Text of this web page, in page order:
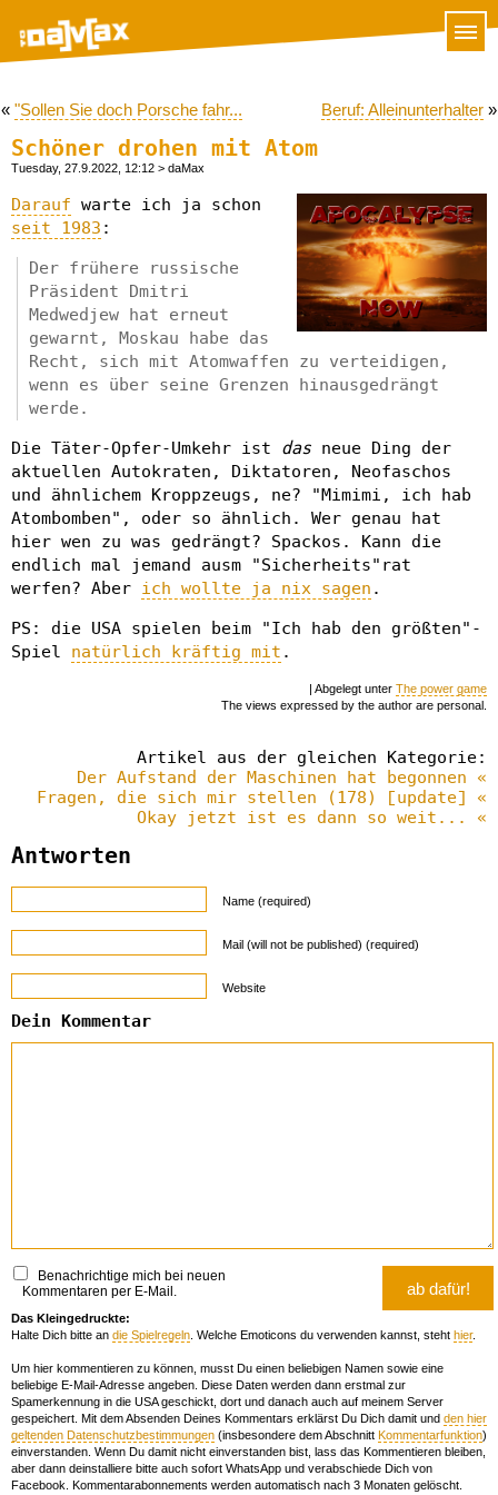
« "Sollen Sie doch Porsche fahr... Beruf: Alleinunterhalter »
Schöner drohen mit Atom
Tuesday, 27.9.2022, 12:12 > daMax
Darauf warte ich ja schon
seit 1983 :
Der frühere russische
Präsident Dmitri
Medwedjew hat erneut
gewarnt, Moskau habe das
Recht, sich mit Atomwaffen zu verteidigen,
wenn es über seine Grenzen hinausgedrängt
werde.
Die Täter-Opfer-Umkehr ist das neue Ding der
aktuellen Autokraten, Diktatoren, Neofaschos
und ähnlichem Kroppzeugs, ne? "Mimimi, ich hab
Atombomben", oder so ähnlich. Wer genau hat
hier wen zu was gedrängt? Spackos. Kann die
endlich mal jemand ausm "Sicherheits"rat
werfen? Aber ich wollte ja nix sagen .
PS: die USA spielen beim "Ich hab den größten"-
Spiel natürlich kräftig mit .
| Abgelegt unter The power game
The views expressed by the author are personal.
Artikel aus der gleichen Kategorie:
Der Aufstand der Maschinen hat begonnen «
Fragen, die sich mir stellen (178) [update] «
Okay jetzt ist es dann so weit... «
Antworten
Name (required)
Mail (will not be published) (required)
Website
Dein Kommentar
Benachrichtige mich bei neuen
Kommentaren per E-Mail.
Das Kleingedruckte:
Halte Dich bitte an die Spielregeln . Welche Emoticons du verwenden kannst, steht hier.
Um hier kommentieren zu können, musst Du einen beliebigen Namen sowie eine
beliebige E-Mail-Adresse angeben. Diese Daten werden dann erstmal zur
Spamerkennung in die USA geschickt, dort und danach auch auf meinem Server
gespeichert. Mit dem Absenden Deines Kommentars erklärst Du Dich damit und den hier
geltenden Datenschutzbestimmungen (insbesondere dem Abschnitt Kommentarfunktion)
einverstanden. Wenn Du damit nicht einverstanden bist, lass das Kommentieren bleiben,
aber dann deinstalliere bitte auch sofort WhatsApp und verabschiede Dich von
Facebook. Kommentarabonnements werden automatisch nach 3 Monaten gelöscht.